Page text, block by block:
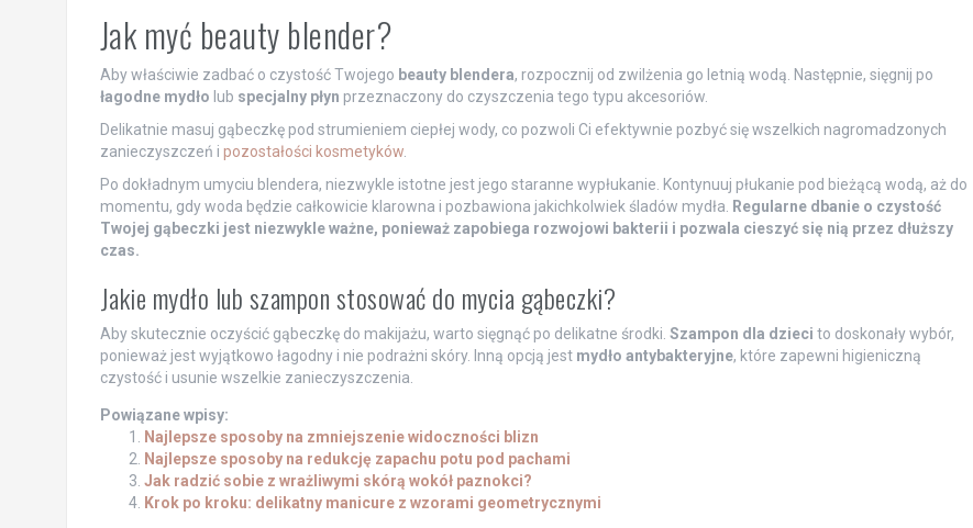
Jak myć beauty blender?
Aby właściwie zadbać o czystość Twojego beauty blendera, rozpocznij od zwilżenia go letnią wodą. Następnie, sięgnij po
łagodne mydło lub specjalny płyn przeznaczony do czyszczenia tego typu akcesoriów.
Delikatnie masuj gąbeczkę pod strumieniem ciepłej wody, co pozwoli Ci efektywnie pozbyć się wszelkich nagromadzonych
zanieczyszczeń i pozostałości kosmetyków.
Po dokładnym umyciu blendera, niezwykle istotne jest jego staranne wypłukanie. Kontynuuj płukanie pod bieżącą wodą, aż do
momentu, gdy woda będzie całkowicie klarowna i pozbawiona jakichkolwiek śladów mydła.
Regularne dbanie o czystość
Twojej gąbeczki jest niezwykle ważne, ponieważ zapobiega rozwojowi bakterii i pozwala cieszyć się nią przez dłuższy
czas.
Jakie mydło lub szampon stosować do mycia gąbeczki?
Aby skutecznie oczyścić gąbeczkę do makijażu, warto sięgnąć po delikatne środki. Szampon dla dzieci to doskonały wybór,
ponieważ jest wyjątkowo łagodny i nie podrażni skóry. Inną opcją jest mydło antybakteryjne, które zapewni higieniczną
czystość i usunie wszelkie zanieczyszczenia.
Powiązane wpisy:
Najlepsze sposoby na zmniejszenie widoczności blizn
Najlepsze sposoby na redukcję zapachu potu pod pachami
Jak radzić sobie z wrażliwymi skórą wokół paznokci?
Krok po kroku: delikatny manicure z wzorami geometrycznymi